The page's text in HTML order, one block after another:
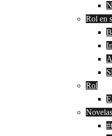
Rol en
Rol
Novelas